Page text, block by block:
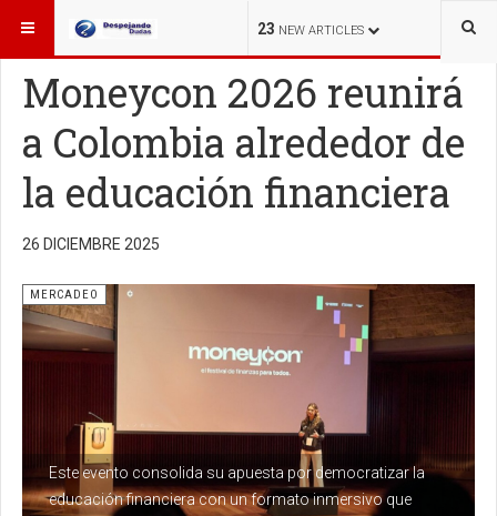
23 NEW ARTICLES
ESTÁ AQUÍ: MERCADEO
Moneycon 2026 reunirá
a Colombia alrededor de
la educación financiera
26 DICIEMBRE 2025
Este evento consolida su apuesta por democratizar la
educación financiera con un formato inmersivo que
MERCADEO